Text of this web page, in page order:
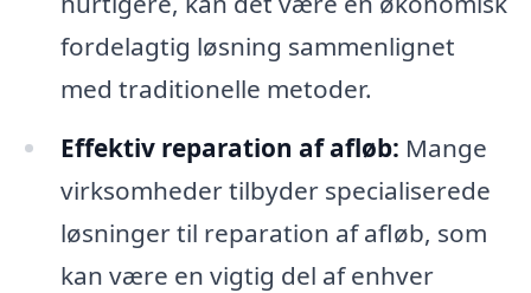
fordelagtig løsning sammenlignet
med traditionelle metoder.
Effektiv reparation af afløb: Mange
virksomheder tilbyder specialiserede
løsninger til reparation af afløb, som
kan være en vigtig del af enhver